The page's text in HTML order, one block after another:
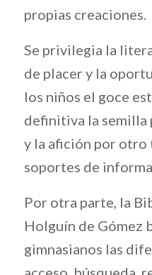
propias creaciones.
Se privilegia la
de placer y la
los niños el goce
definitiva la semilla
y la afición por otro
soportes de
Por otra parte, la
Holguín de Gómez
gimnasianos las